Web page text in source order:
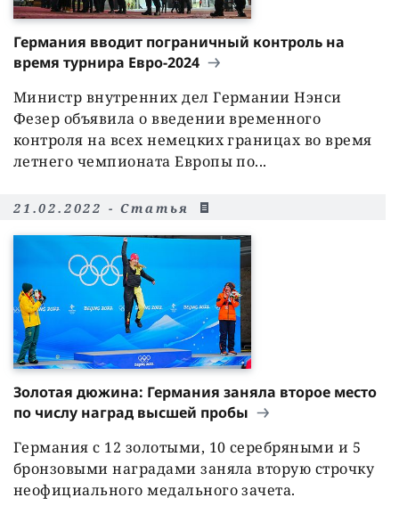
Германия вводит пограничный контроль на
время турнира Евро-2024
Министр внутренних дел Германии Нэнси
Фезер объявила о введении временного
контроля на всех немецких границах во время
летнего чемпионата Европы по...
21.02.2022 - Статья
Золотая дюжина: Германия заняла второе место
по числу наград высшей пробы
Германия с 12 золотыми, 10 серебряными и 5
бронзовыми наградами заняла вторую строчку
неофициального медального зачета.